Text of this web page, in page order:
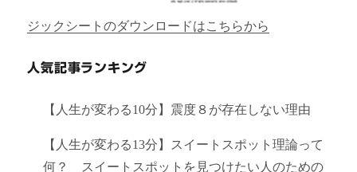
ジックシートのダウンロードはこちらから
人気記事ランキング
【人生が変わる10分】震度８が存在しない理由
【人生が変わる13分】スイートスポット理論って
何？ スイートスポットを見つけたい人のための